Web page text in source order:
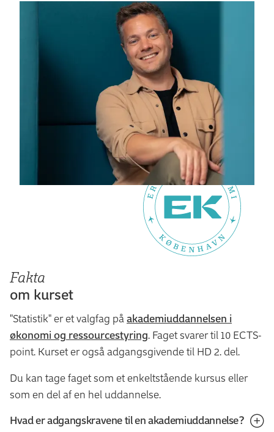
Fakta
om kurset
"Statistik" er et valgfag på akademiuddannelsen i
økonomi og ressourcestyring. Faget svarer til 10 ECTS-
point. Kurset er også adgangsgivende til HD 2. del.
Du kan tage faget som et enkeltstående kursus eller
som en del af en hel uddannelse.
Hvad er adgangskravene til en akademiuddannelse?